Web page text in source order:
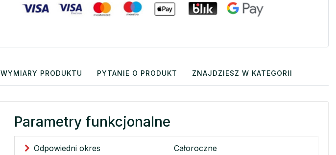
WYMIARY PRODUKTU PYTANIE O PRODUKT ZNAJDZIESZ W KATEGORII
Parametry funkcjonalne
Odpowiedni okres Całoroczne